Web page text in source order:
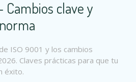
Cambios clave y
ISO 9001 y los cambios
Claves prácticas para que tu
éxito.